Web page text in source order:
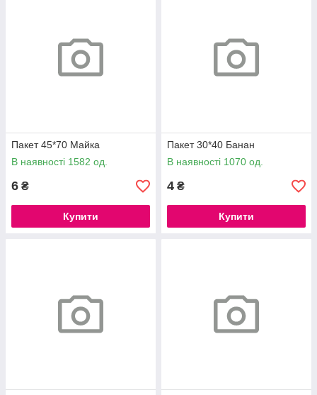
Пакет 45*70 Майка
В наявності 1582 од.
6 ₴
Купити
Пакет 30*40 Банан
В наявності 1070 од.
4 ₴
Купити